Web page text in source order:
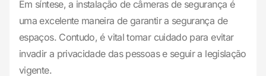
Em síntese, a instalação de câmeras de segurança é
uma excelente maneira de garantir a segurança de
espaços. Contudo, é vital tomar cuidado para evitar
invadir a privacidade das pessoas e seguir a legislação
vigente.